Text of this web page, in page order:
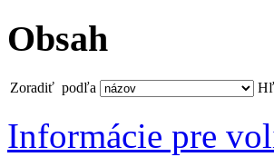
Obsah
Zoradiť podľa
Informácie pre